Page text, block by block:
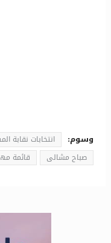
وسوم: انتخابات نقابة
صباح مشالى
قائمة